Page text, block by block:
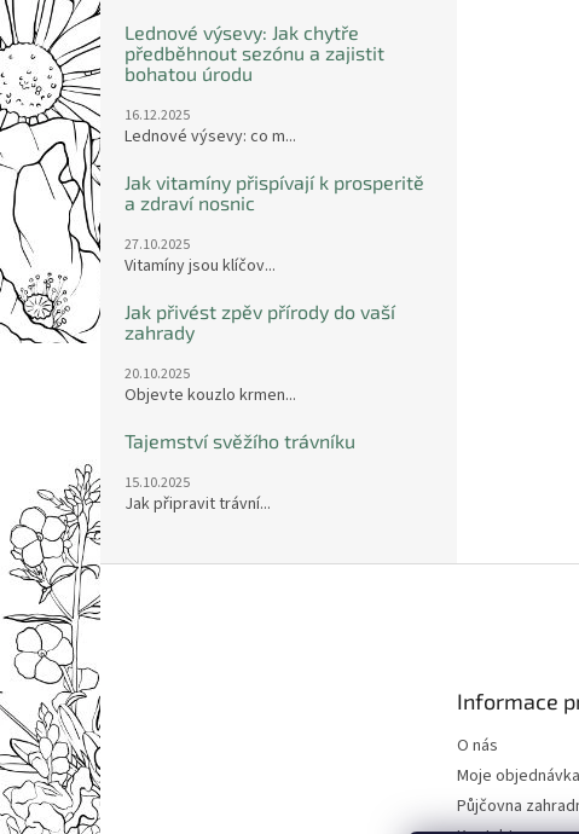
Lednové výsevy: Jak chytře
předběhnout sezónu a zajistit
bohatou úrodu
16.12.2025
Lednové výsevy: co m...
Jak vitamíny přispívají k prosperitě
a zdraví nosnic
27.10.2025
Vitamíny jsou klíčov...
Jak přivést zpěv přírody do vaší
zahrady
20.10.2025
Objevte kouzlo krmen...
Tajemství svěžího trávníku
15.10.2025
Jak připravit trávní...
Z
p
í
Informace
O nás
Moje objednávka
Půjčovna